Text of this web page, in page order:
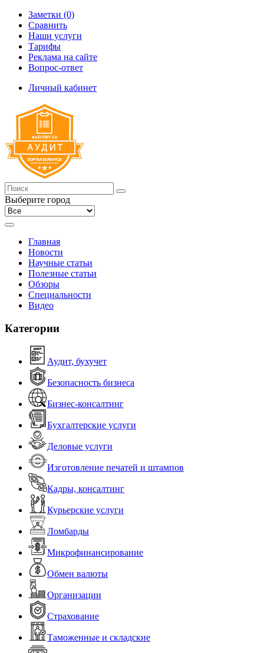
Заметки (0)
Сравнить
Наши услуги
Тарифы
Реклама на сайте
Вопрос-ответ
Личный кабинет
Выберите город
Главная
Новости
Научные статьи
Полезные статьи
Обзоры
Специальности
Видео
Категории
Аудит, бухучет
Безопасность бизнеса
Бизнес-консалтинг
Бухгалтерские услуги
Деловые услуги
Изготовление печатей и штампов
Кадры, консалтинг
Курьерские услуги
Ломбарды
Микрофинансирование
Обмен валюты
Организации
Страхование
Таможенные и складские